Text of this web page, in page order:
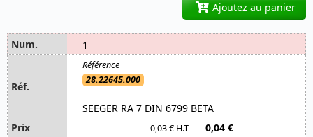
Ajoutez au panier
1
28.22645.000
SEEGER RA 7 DIN 6799 BETA
0,03 € H.T 0,04 €